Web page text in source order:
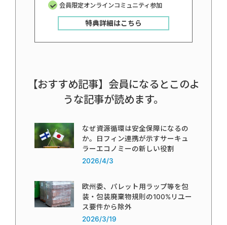
会員限定オンラインコミュニティ参加
特典詳細はこちら
【おすすめ記事】会員になるとこのよ
うな記事が読めます。
なぜ資源循環は安全保障になるの
か。日フィン連携が示すサーキュ
ラーエコノミーの新しい役割
2026/4/3
欧州委、パレット用ラップ等を包
装・包装廃棄物規則の100%リユー
ス要件から除外
2026/3/19